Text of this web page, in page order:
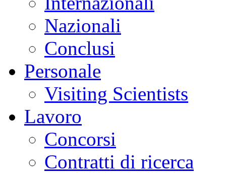
Nazionali
Conclusi
Personale
Visiting Scientists
Lavoro
Concorsi
Contratti di ricerca